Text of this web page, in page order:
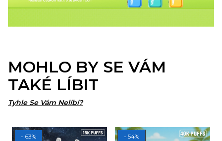
MOHLO BY SE VÁM
TAKÉ LÍBIT
Tyhle Se Vám Nelíbí?
- 63% - 54%